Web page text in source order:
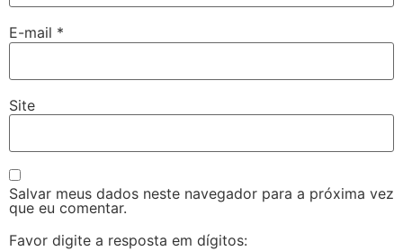
E-mail *
Site
Salvar meus dados neste navegador para a próxima vez
que eu comentar.
Favor digite a resposta em dígitos: